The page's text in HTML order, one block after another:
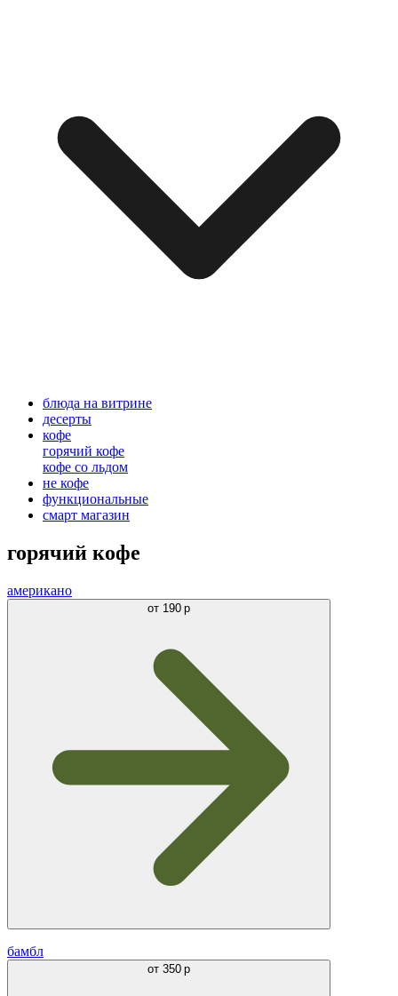
блюда на витрине
десерты
кофе
горячий кофе
кофе со льдом
не кофе
функциональные
смарт магазин
горячий кофе
американо
от 190 р
бамбл
от 350 р